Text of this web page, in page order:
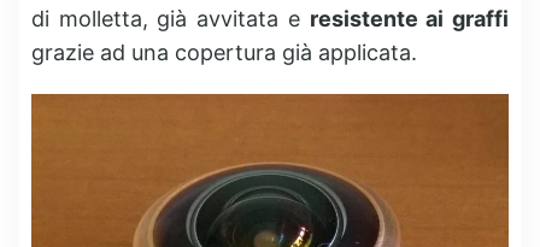
di molletta, già avvitata e resistente ai graffi
grazie ad una copertura già applicata.